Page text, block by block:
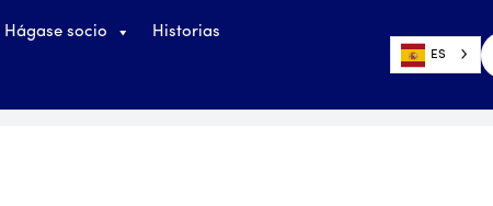
Hágase socio Historias
ES